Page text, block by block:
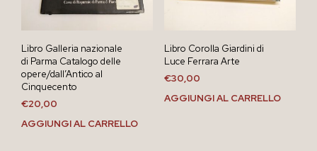
Libro Galleria nazionale
di Parma Catalogo delle
opere/dall’Antico al
Cinquecento
€20,00
AGGIUNGI AL CARRELLO
Libro Corolla Giardini di
Luce Ferrara Arte
€30,00
AGGIUNGI AL CARRELLO